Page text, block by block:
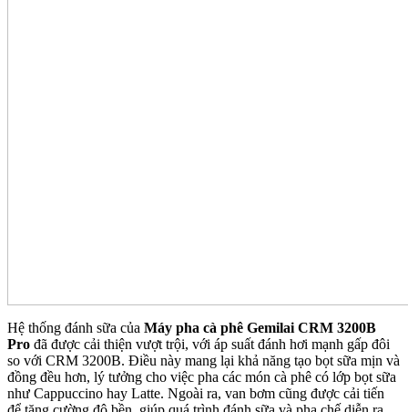
Hệ thống đánh sữa của Máy pha cà phê Gemilai CRM 3200B
Pro đã được cải thiện vượt trội, với áp suất đánh hơi mạnh gấp đôi
so với CRM 3200B. Điều này mang lại khả năng tạo bọt sữa mịn và
đồng đều hơn, lý tưởng cho việc pha các món cà phê có lớp bọt sữa
như Cappuccino hay Latte. Ngoài ra, van bơm cũng được cải tiến